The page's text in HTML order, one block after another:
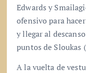
Edwards y
ofensivo para
y llegar al
puntos de Sloukas
A la vuelta de